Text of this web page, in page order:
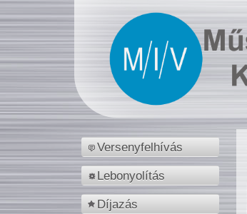
Versenyfelhívás
Lebonyolítás
Díjazás